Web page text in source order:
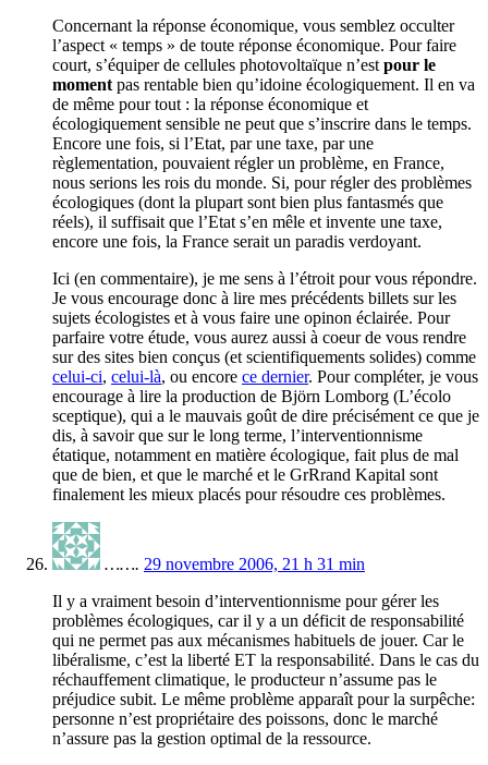
Concernant la réponse économique, vous semblez occulter
l’aspect « temps » de toute réponse économique. Pour faire
court, s’équiper de cellules photovoltaïque n’est pour le
moment pas rentable bien qu’idoine écologiquement. Il en va
de même pour tout : la réponse économique et
écologiquement sensible ne peut que s’inscrire dans le temps.
Encore une fois, si l’Etat, par une taxe, par une
règlementation, pouvaient régler un problème, en France,
nous serions les rois du monde. Si, pour régler des problèmes
écologiques (dont la plupart sont bien plus fantasmés que
réels), il suffisait que l’Etat s’en mêle et invente une taxe,
encore une fois, la France serait un paradis verdoyant.
Ici (en commentaire), je me sens à l’étroit pour vous répondre.
Je vous encourage donc à lire mes précédents billets sur les
sujets écologistes et à vous faire une opinon éclairée. Pour
parfaire votre étude, vous aurez aussi à coeur de vous rendre
sur des sites bien conçus (et scientifiquements solides) comme
celui-ci, celui-là, ou encore ce dernier. Pour compléter, je vous
encourage à lire la production de Björn Lomborg (L’écolo
sceptique), qui a le mauvais goût de dire précisément ce que je
dis, à savoir que sur le long terme, l’interventionnisme
étatique, notamment en matière écologique, fait plus de mal
que de bien, et que le marché et le GrRrand Kapital sont
finalement les mieux placés pour résoudre ces problèmes.
……. 29 novembre 2006, 21 h 31 min
Il y a vraiment besoin d’interventionnisme pour gérer les
problèmes écologiques, car il y a un déficit de responsabilité
qui ne permet pas aux mécanismes habituels de jouer. Car le
libéralisme, c’est la liberté ET la responsabilité. Dans le cas du
réchauffement climatique, le producteur n’assume pas le
préjudice subit. Le même problème apparaît pour la surpêche:
personne n’est propriétaire des poissons, donc le marché
n’assure pas la gestion optimal de la ressource.